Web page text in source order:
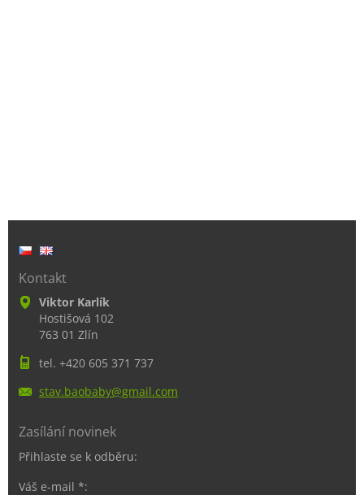
Kontakt
Viktor Karlík
Hostišová 102
763 01 Zlín
tel. +420 605 371 737
stav.baobaby@gmail.com
Zasílání novinek
Přihlaste se k odběru:
Váš e-mail *: